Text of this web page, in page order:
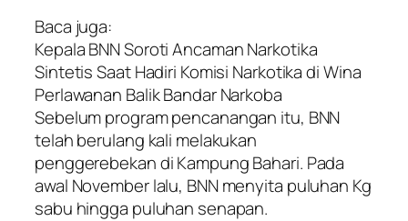
Baca juga:
Kepala BNN Soroti Ancaman Narkotika
Sintetis Saat Hadiri Komisi Narkotika di Wina
Perlawanan Balik Bandar Narkoba
Sebelum program pencanangan itu, BNN
telah berulang kali melakukan
penggerebekan di Kampung Bahari. Pada
awal November lalu, BNN menyita puluhan Kg
sabu hingga puluhan senapan.